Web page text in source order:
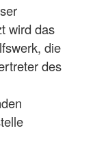
wird das
die
des